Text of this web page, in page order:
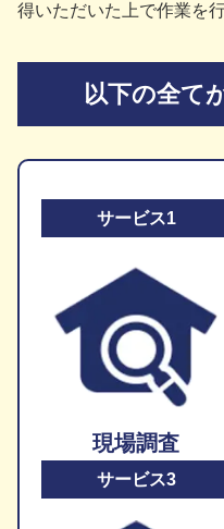
得いただいた上で作業を行
以下の全て
サービス1
現場調査
サービス3